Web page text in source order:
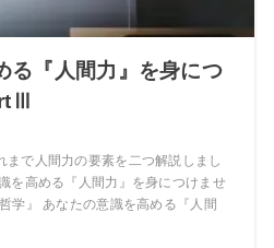
る『人間力』を身につ
で人間力の要素を二つ解説しまし
を高める『人間力』を身につけませ
』 あなたの意識を高める『人間